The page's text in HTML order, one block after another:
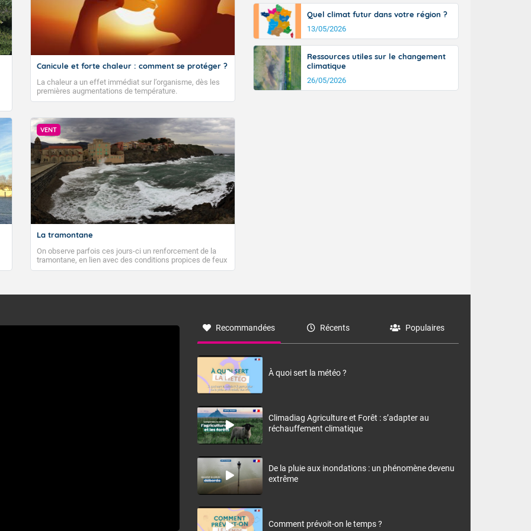
Canicule et forte chaleur : comment se protéger ?
La chaleur a un effet immédiat sur l’organisme, dès les
premières augmentations de température.
VENT
La tramontane
On observe parfois ces jours-ci un renforcement de la
tramontane, en lien avec des conditions propices de feux
de forêt. Mais qu'est-ce que la tramontane ? Quelles sont
à nord-ouest, dans un secteur qui part du Roussillon à la
monts, en allusion aux régions montagneuses d’où
Quel climat futur dans votre région ?
13/05/2026
Ressources utiles sur le changement
climatique
26/05/2026
Recommandées Récents Populaires
À quoi sert la météo ?
Climadiag Agriculture et Forêt : s’adapter au
réchauffement climatique
De la pluie aux inondations : un phénomène devenu
extrême
Comment prévoit-on le temps ?